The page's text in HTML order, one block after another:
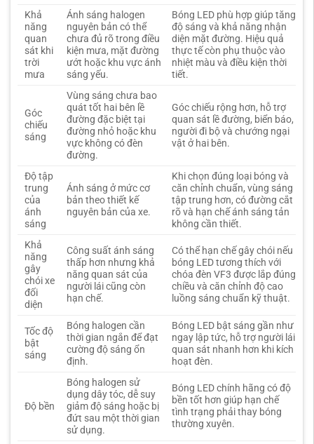
Khả
năng
quan
sát khi
trời
mưa
Ánh sáng halogen
nguyên bản có thể
chưa đủ rõ trong điều
kiện mưa, mặt đường
ướt hoặc khu vực ánh
sáng yếu.
Bóng LED phù hợp giúp tăng
độ sáng và khả năng nhận
diện mặt đường. Hiệu quả
thực tế còn phụ thuộc vào
nhiệt màu và điều kiện thời
tiết.
Góc
chiếu
sáng
Vùng sáng chưa bao
quát tốt hai bên lề
đường đặc biệt tại
đường nhỏ hoặc khu
vực không có đèn
đường.
Góc chiếu rộng hơn, hỗ trợ
quan sát lề đường, biển báo,
người đi bộ và chướng ngại
vật ở hai bên.
Độ tập
trung
của
ánh
sáng
Ánh sáng ở mức cơ
bản theo thiết kế
nguyên bản của xe.
Khi chọn đúng loại bóng và
căn chỉnh chuẩn, vùng sáng
tập trung hơn, có đường cắt
rõ và hạn chế ánh sáng tản
không cần thiết.
Khả
năng
gây
chói xe
đối
diện
Công suất ánh sáng
thấp hơn nhưng khả
năng quan sát của
người lái cũng còn
hạn chế.
Có thể hạn chế gây chói nếu
bóng LED tương thích với
chóa đèn VF3 được lắp đúng
chiều và căn chỉnh độ cao
luồng sáng chuẩn kỹ thuật.
Tốc độ
bật
sáng
Bóng halogen cần
thời gian ngắn để đạt
cường độ sáng ổn
định.
Bóng LED bật sáng gần như
ngay lập tức, hỗ trợ người lái
quan sát nhanh hơn khi kích
hoạt đèn.
Độ bền
Bóng halogen sử
dụng dây tóc, dễ suy
giảm độ sáng hoặc bị
đứt sau một thời gian
sử dụng.
Bóng LED chính hãng có độ
bền tốt hơn giúp hạn chế
tình trạng phải thay bóng
thường xuyên.